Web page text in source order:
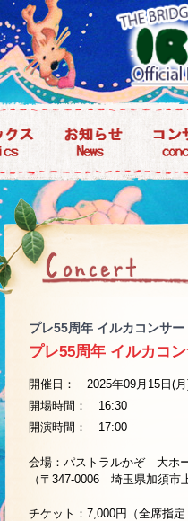
プレ55周年 イルカコンサ
プレ55周年 イルカコ
開催日： 2025年09月15日(
開場時間： 16:30
開演時間： 17:00
会場：パストラルかぞ 大ホ
（〒347-0006 埼玉県加須市
チケット：7,000円（全席指